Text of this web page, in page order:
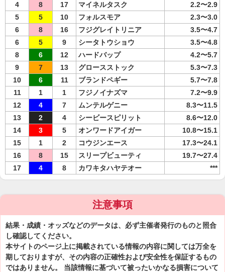
4
8 17 マイネルタスク
2.2〜2.9
5
5 10 フォルスモア
2.3〜3.0
6
8 16 フジグレイトリニア
3.5〜4.7
6
5 9 シータトウショウ
3.5〜4.8
8
6 12 ハードバップ
4.2〜5.7
9
7 13 グロースストック
5.3〜7.3
10
6 11 ブランドペギー
5.7〜7.8
11
1 1 フジノイナズマ
7.2〜9.9
12
4 7 ムンテルゲニー
8.3〜11.5
13
2 4 シービースピリット
8.6〜12.0
14
3 5 オンワードアイガー
10.8〜15.1
15
1 2 コウジンエース
17.3〜24.1
16
8 15 スリープビューティ
19.7〜27.4
17
4 8 カワキタハヤテオー ***
注意事項
結果・成績・オッズなどのデータは、必ず主催者発行のものと照合
し確認してください。
本サイトのページ上に掲載されている情報の内容に関しては万全を
期しておりますが、その内容の正確性および安全性を保証するもの
ではありません。 当該情報に基づいて被ったいかなる損害について